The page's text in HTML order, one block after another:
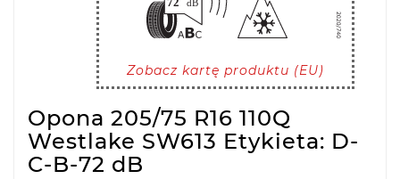
Zobacz kartę produktu (EU)
Opona 205/75 R16 110Q
Westlake SW613 Etykieta: D-
C-B-72 dB